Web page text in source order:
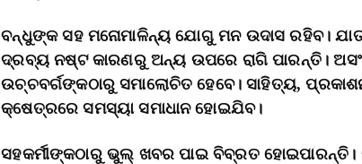
ବନ୍ଧୁଙ୍କ ସହ ମନୋମାଳିନ୍ୟ ଯୋଗୁ ମନ ଉଦାସ ରହିବ।
ଦ୍ରବ୍ୟ ନଷ୍ଟ କାରଣରୁ ଅନ୍ୟ ଉପରେ ରାଗି ପାରନ୍ତି।
ଉଚ୍ଚବର୍ଗଙ୍କଠାରୁ ସମାଲୋଚିତ ହେବେ। ସାହିତ୍ୟ,
କ୍ଷେତ୍ରରେ ସମସ୍ୟା ସମାଧାନ ହୋଇଯିବ।
ସହକର୍ମୀଙ୍କଠାରୁ ଭୁଲ୍‌ ଖବର ପାଇ ବିବ୍ରତ